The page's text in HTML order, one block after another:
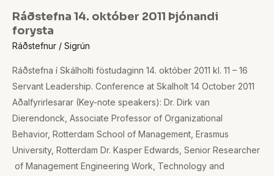
Ráðstefna 14. október 2011 Þjónandi
forysta
Ráðstefnur / Sigrún
Ráðstefna í Skálholti föstudaginn 14. október 2011 kl. 11 – 16
Servant Leadership. Conference at Skalholt 14 October 2011
Aðalfyrirlesarar (Key-note speakers): Dr. Dirk van
Dierendonck, Associate Professor of Organizational
Behavior, Rotterdam School of Management, Erasmus
University, Rotterdam Dr. Kasper Edwards, Senior Researcher
of Management Engineering Work, Technology and
Ráðstefna
14.
október
2011
Þjónandi
forysta